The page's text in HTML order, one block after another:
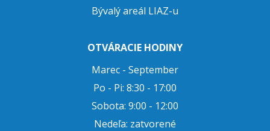
Bývalý areál LIAZ-u
OTVÁRACIE HODINY
Marec - September
Po - Pi: 8:30 - 17:00
Sobota: 9:00 - 12:00
Nedeľa: zatvorené